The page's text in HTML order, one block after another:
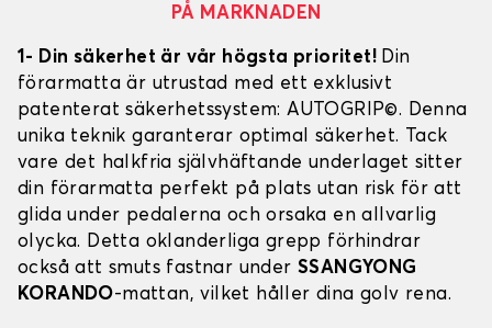
PÅ MARKNADEN
1- Din säkerhet är vår högsta prioritet! Din
förarmatta är utrustad med ett exklusivt
patenterat säkerhetssystem: AUTOGRIP©. Denna
unika teknik garanterar optimal säkerhet. Tack
vare det halkfria självhäftande underlaget sitter
din förarmatta perfekt på plats utan risk för att
glida under pedalerna och orsaka en allvarlig
olycka. Detta oklanderliga grepp förhindrar
också att smuts fastnar under SSANGYONG
KORANDO-mattan, vilket håller dina golv rena.